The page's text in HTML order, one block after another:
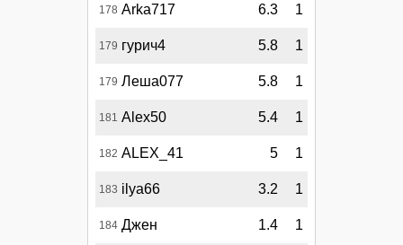
178 Arka717 6.3 1
179 гурич4 5.8 1
179 Леша077 5.8 1
181 Alex50 5.4 1
182 ALEX_41 5 1
183 ilya66 3.2 1
184 Джен 1.4 1